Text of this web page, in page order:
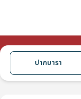
ปากบารา